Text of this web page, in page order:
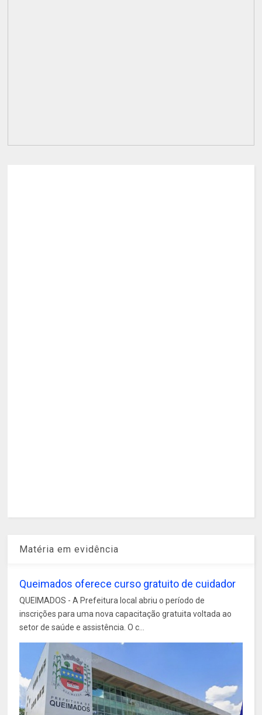
Matéria em evidência
Queimados oferece curso gratuito de cuidador
QUEIMADOS - A Prefeitura local abriu o período de
inscrições para uma nova capacitação gratuita voltada ao
setor de saúde e assistência. O c...